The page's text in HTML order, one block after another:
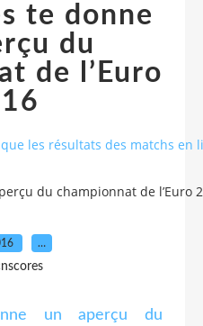
te donne
du
de l’Euro
les résultats des matchs
du championnat de l’Euro
…